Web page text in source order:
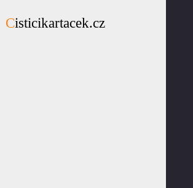
Cisticikartacek.cz